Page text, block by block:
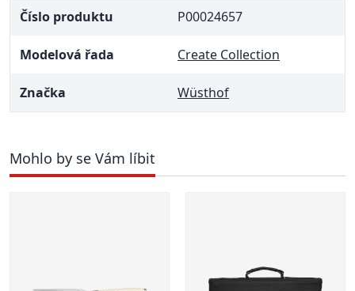
Číslo produktu P00024657
Modelová řada Create Collection
Značka Wüsthof
Mohlo by se Vám líbit